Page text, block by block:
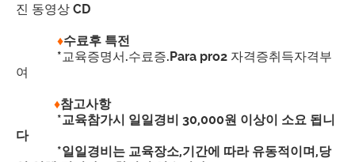
진 동영상 CD
♦수료후 특전
*교육증명서.수료증.Para pro2 자격증취득자격부
여
♦참고사항
*교육참가시 일일경비 30,000원 이상이 소요 됩니
다
*일일경비는 교육장소,기간에 따라 유동적이며,당